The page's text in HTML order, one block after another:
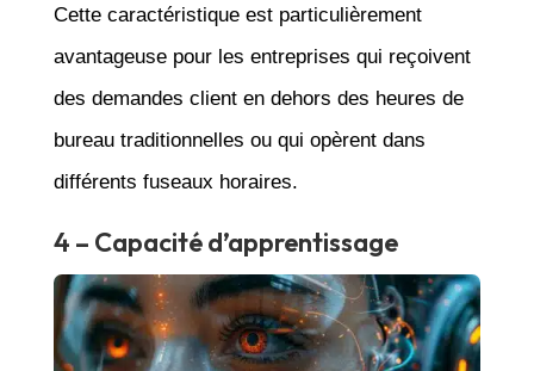
Cette caractéristique est particulièrement
avantageuse pour les entreprises qui reçoivent
des demandes client en dehors des heures de
bureau traditionnelles ou qui opèrent dans
différents fuseaux horaires.
4 – Capacité d’apprentissage